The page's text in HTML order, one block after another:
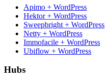
Apimo + WordPress
Hektor + WordPress
Sweepbright + WordPress
Netty + WordPress
Immofacile + WordPress
Ubiflow + WordPress
Hubs